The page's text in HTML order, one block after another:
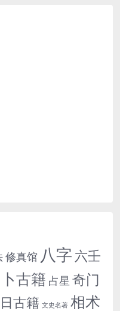
修真馆 八字 六壬
古籍 占星 奇门
古籍 文史名著 相术